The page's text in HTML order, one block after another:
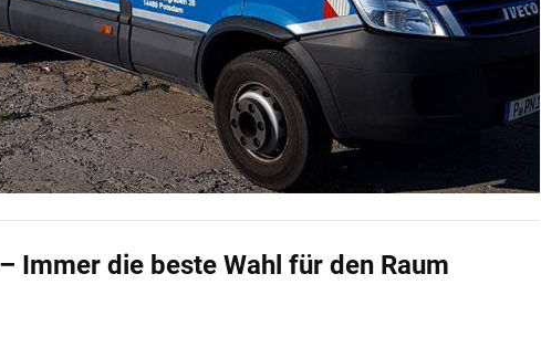
Immer die beste Wahl für den Raum